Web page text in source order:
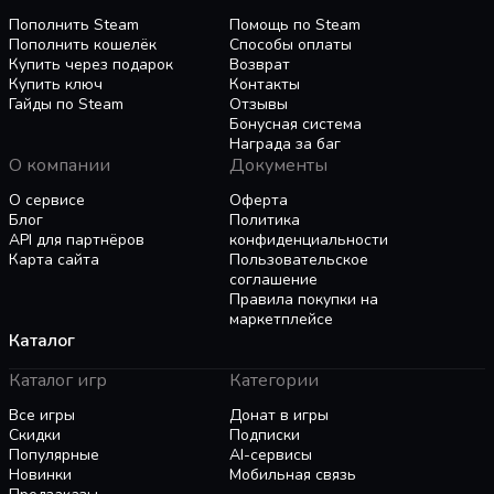
подходы к ведению дел.
АВТОМАТИЗАЦИИ
Каждое предприятие, каждую промзону и
каждое здание можно подстроить под свои
нужды и замыслы. Если правильно
распределить рабочую силу, оптимизировать
цепочки поставок и продумать логистическую
сеть, то результат не заставит себя ждать. Что
вы выберете: положиться на автоматизацию
или стать не просто мэром, а великим
микроменеджером?
ЭСТЕТИКА ВО ВСЕМ
Первое, что должно соответствовать видению
мэра, — собственный дом, и поэтому предметы
интерьера можно свободно вращать, а цвета —
менять с помощью удобной палитры.
Следующий шаг — оформить по своему вкусу
весь город, каждую его улочку, каждый
магазинчик и каждый район. Захотелось
освежить собственный образ? Всегда
пожалуйста! Каким будет ваш город и мэр,
решать только вам. Хотя мы настоятельно
КООПЕРАТИВНЫЙ РЕЖИМ
Если играть в одиночку, ничто не помешает
вам контролировать каждый уголок города, но
Пополнить Steam
Пополнить кошелёк
Купить через подарок
Купить ключ
Гайды по Steam
Помощь по Steam
Способы оплаты
Возврат
Контакты
Отзывы
Бонусная система
Награда за баг
О компании
О сервисе
Блог
API для партнёров
Карта сайта
Документы
Оферта
Политика
конфиденциальности
Пользовательское
соглашение
Правила покупки на
маркетплейсе
Каталог
Каталог игр
Все игры
Скидки
Популярные
Новинки
Категории
Донат в игры
Подписки
AI-сервисы
Мобильная связь